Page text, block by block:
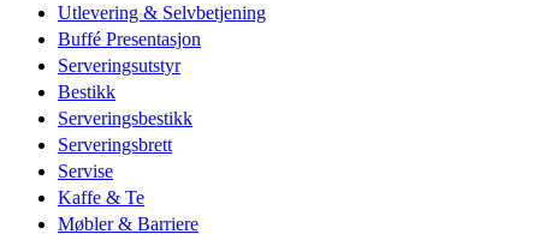
Utlevering & Selvbetjening
Buffé Presentasjon
Serveringsutstyr
Bestikk
Serveringsbestikk
Serveringsbrett
Servise
Kaffe & Te
Møbler & Barriere